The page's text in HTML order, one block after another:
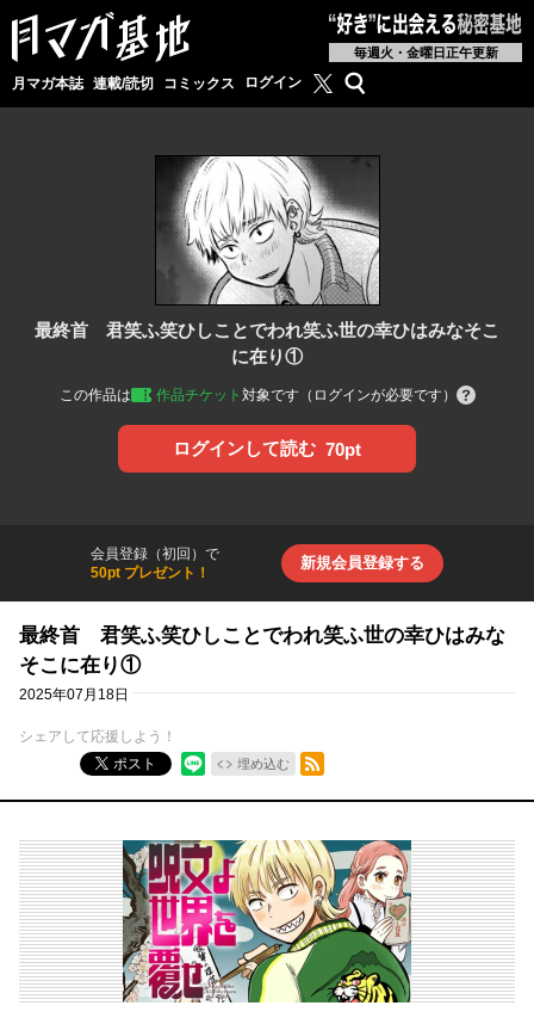
毎週火・金曜日正午更新
月マガ本誌 連載/読切 コミックス ログイン 月マガ基地公式X
検索
最終首 君笑ふ笑ひしことでわれ笑ふ世の幸ひはみなそこ
に在り①
この作品は 作品チケット 対象です（ログインが必要です）
ログインして読む 70pt
会員登録（初回）で
50pt プレゼント！
新規会員登録する
最終首 君笑ふ笑ひしことでわれ笑ふ世の幸ひはみな
そこに在り①
2025年07月18日
シェアして応援しよう！
ポスト
埋め込む
RSSフィード